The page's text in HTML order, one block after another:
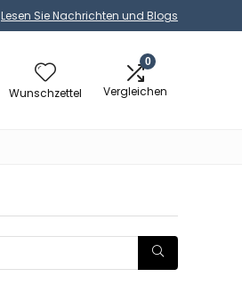
Lesen Sie Nachrichten und Blogs
Wunschzettel
0
Vergleichen